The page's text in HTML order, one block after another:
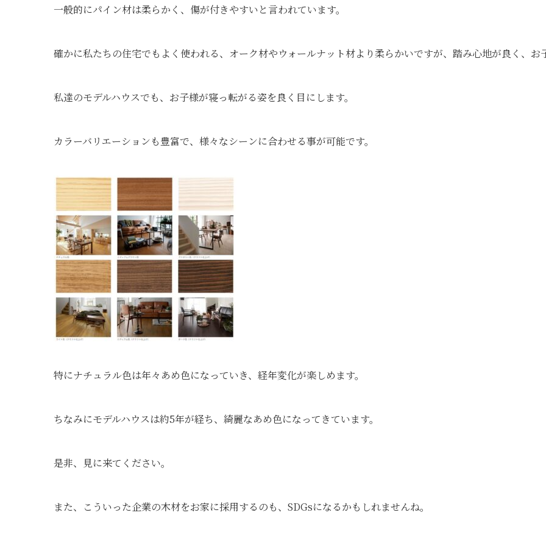
一般的にパイン材は柔らかく、傷が付きやすいと言われています。
確かに私たちの住宅でもよく使われる、オーク材やウォールナット材より柔らかいですが、踏み心地が良く、お
私達のモデルハウスでも、お子様が寝っ転がる姿を良く目にします。
カラーバリエーションも豊富で、様々なシーンに合わせる事が可能です。
特にナチュラル色は年々あめ色になっていき、経年変化が楽しめます。
ちなみにモデルハウスは約5年が経ち、綺麗なあめ色になってきています。
是非、見に来てください。
また、こういった企業の木材をお家に採用するのも、SDGsになるかもしれませんね。